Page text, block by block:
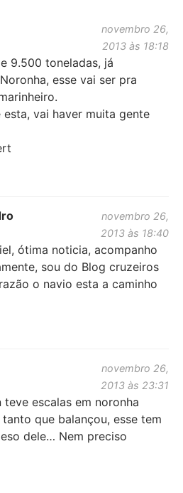
novembro 26,
2013 às 18:18
9.500 toneladas, já
esse vai ser pra
esta, vai haver muita gente
novembro 26,
2013 às 18:40
ótima noticia, acompanho
sou do Blog cruzeiros
o navio esta a caminho
novembro 26,
2013 às 23:31
teve escalas em noronha
que balançou, esse tem
dele… Nem preciso